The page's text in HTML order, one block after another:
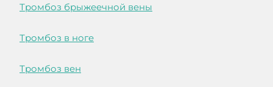
Тромбоз брыжеечной вены
Тромбоз в ноге
Тромбоз вен